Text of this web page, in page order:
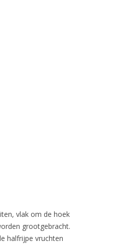
vlak om de hoek
grootgebracht.
halfrijpe vruchten